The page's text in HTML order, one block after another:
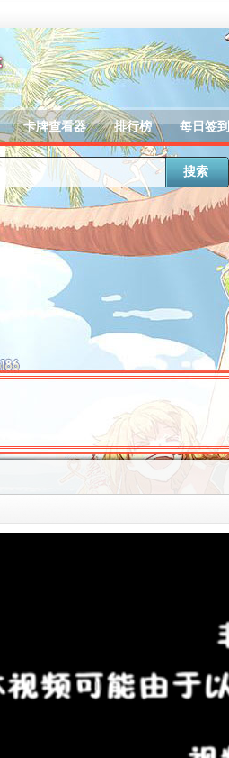
卡牌查看器 排行榜 每日签到
搜索